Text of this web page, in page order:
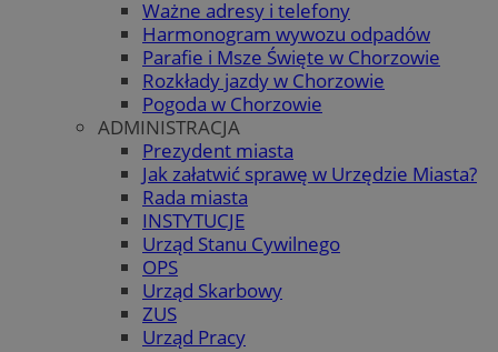
Ważne adresy i telefony
Harmonogram wywozu odpadów
Parafie i Msze Święte w Chorzowie
Rozkłady jazdy w Chorzowie
Pogoda w Chorzowie
ADMINISTRACJA
Prezydent miasta
Jak załatwić sprawę w Urzędzie Miasta?
Rada miasta
INSTYTUCJE
Urząd Stanu Cywilnego
OPS
Urząd Skarbowy
ZUS
Urząd Pracy